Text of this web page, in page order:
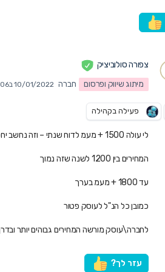
צפורה סולוביציק
מיתוג שיווק ופרסום
חברה 10/01/2022 ב7:06 pm
פעילה בקהילה
לי עולה 1500 + מעמ לדוח שנתי – וזה נחשב יחסית יקר.
המחירים בין 1200 לשנה שזה נמוך
עד 1800 + מעמ בערך
כמובן כל הנ"ל לעוסק פטור
לחברה\עוסק מורשה המחירים גבוהים יותר
עזר לך?